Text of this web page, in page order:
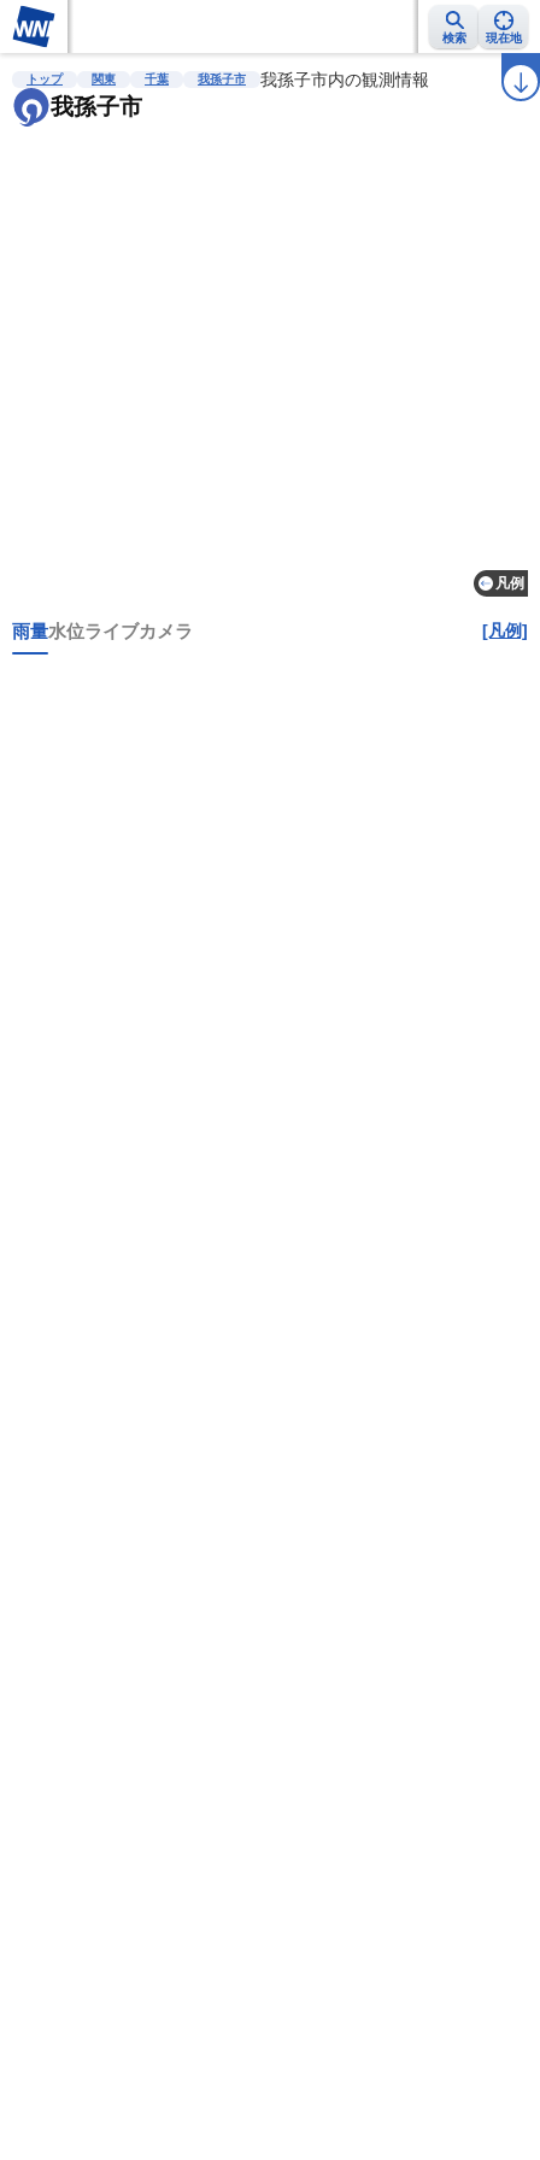
検索 現在地
雨雲レーダー 台風情報 地震情報 警報・注意報 2週間天気 ラ
トップ 関東 千葉 我孫子市 我孫子市内の観測情報
我孫子市
凡例
雨量水位ライブカメラ [凡例]